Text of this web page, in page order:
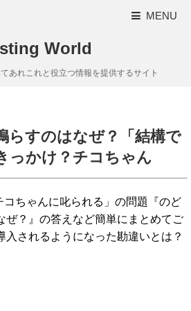
MENU
World
あれこれと役立つ情報を提供するサイト
らすのはなぜ？「結構で
っかけ？チコちゃん
ちゃんに叱られる」の問題『のど
ぜ？』の答えなど簡単にまとめてご
入されるようになった勘違いとは？